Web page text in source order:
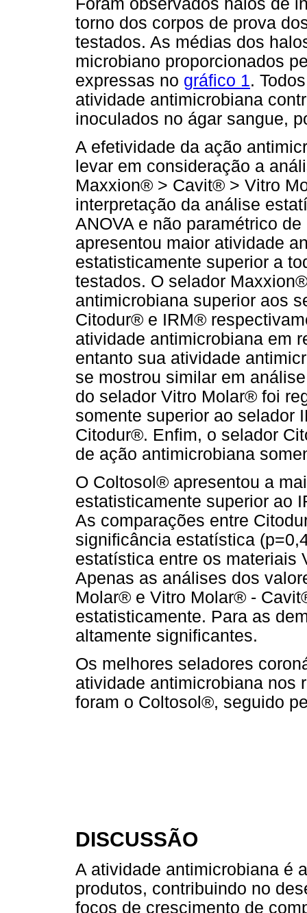
torno dos corpos de prova
testados. As médias dos
microbiano proporcionados
expressas no gráfico 1.
atividade antimicrobiana
inoculados no ágar sangue,
A efetividade da ação
levar em consideração a
Maxxion® > Cavit® > Vitro
interpretação da análise
ANOVA e não paramétrico
apresentou maior atividade
estatisticamente superior a
testados. O selador
antimicrobiana superior aos
Citodur® e IRM®
atividade antimicrobiana em
entanto sua atividade
se mostrou similar em
do selador Vitro Molar® foi
somente superior ao selador
Citodur®. Enfim, o selador
de ação antimicrobiana
O Coltosol® apresentou a
estatisticamente superior ao
As comparações entre
significância estatística
estatística entre os materiais
Apenas as análises dos
Molar® e Vitro Molar® -
estatisticamente. Para as
altamente significantes.
Os melhores seladores
atividade antimicrobiana nos
foram o Coltosol®, seguido
DISCUSSÃO
A atividade antimicrobiana é
produtos, contribuindo no
focos de crescimento de